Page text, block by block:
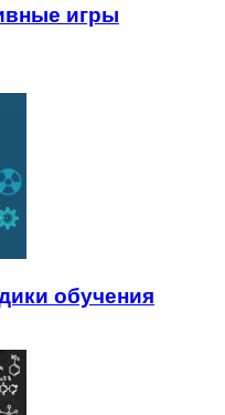
игры
обучения